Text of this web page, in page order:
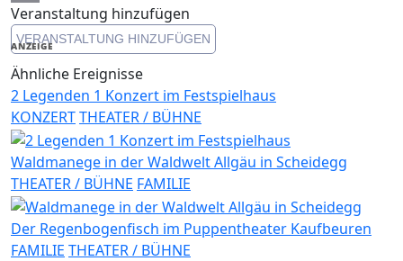
Copy
Link
Veranstaltung hinzufügen
VERANSTALTUNG HINZUFÜGEN
ANZEIGE
Ähnliche Ereignisse
2 Legenden 1 Konzert im Festspielhaus
KONZERTTHEATER / BÜHNE
Waldmanege in der Waldwelt Allgäu in Scheidegg
THEATER / BÜHNE FAMILIE
Der Regenbogenfisch im Puppentheater Kaufbeuren
FAMILIE THEATER / BÜHNE